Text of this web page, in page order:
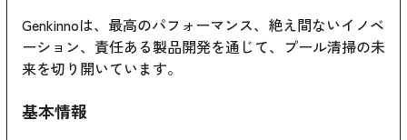
Genkinnoは、最高のパフォーマンス、絶え間ないイノベ
ーション、責任ある製品開発を通じて、プール清掃の未
来を切り開いています。
基本情報